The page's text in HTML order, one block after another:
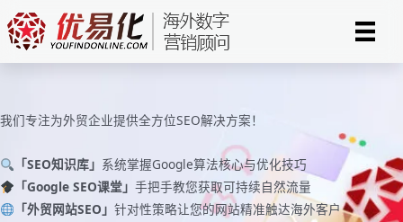
至
我们专注为外贸企业提供全方位SEO解决方案！
「SEO知识库」 系统掌握Google算法核心与优化技巧
「Google SEO课堂」 手把手教您获取可持续自然流量
「外贸网站SEO」 针对性策略让您的网站精准触达海外客户